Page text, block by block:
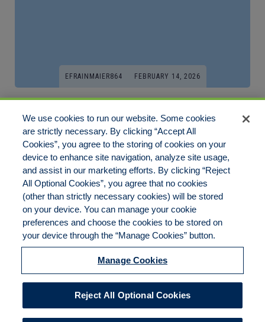
EFRAINMAIER864 FEBRUARY 14, 2026
где находится и как подключить сканер
На всех версиях Renault Duster установлен стандартный
диагностический разъём OBD-II.В этой[…]
DisclaimerLegal Notices Your Privacy Rights
Do Not Sell/Share/Limit DisclosureManage CookiesCookies Policy
Commitment to EEO
division of ECC Insurance Brokers, LLC. All rights reserved
We use cookies to run our website. Some cookies
are strictly necessary. By clicking “Accept All
Cookies”, you agree to the storing of cookies on your
device to enhance site navigation, analyze site usage,
and assist in our marketing efforts. By clicking “Reject
All Optional Cookies”, you agree that no cookies
(other than strictly necessary cookies) will be stored
on your device. You can manage your cookie
preferences and choose the cookies to be stored on
your device through the “Manage Cookies” button.
Manage Cookies
Reject All Optional Cookies